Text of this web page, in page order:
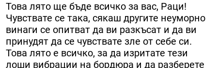
Това лято ще бъде всичко за вас, Раци!
Чувствате се така, сякаш другите неуморно
винаги се опитват да ви разкъсат и да ви
принудят да се чувствате зле от себе си.
Това лято е всичко, за да изритате тези
лоши вибрации на бордюра и да разберете